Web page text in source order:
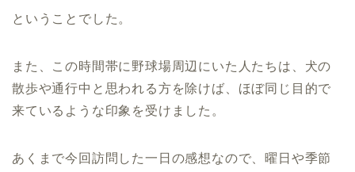
ということでした。
また、この時間帯に野球場周辺にいた人たちは、犬の
散歩や通行中と思われる方を除けば、ほぼ同じ目的で
来ているような印象を受けました。
あくまで今回訪問した一日の感想なので、曜日や季節